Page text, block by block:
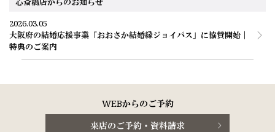
2026.03.05
大阪府の結婚応援事業「おおさか結婚縁ジョイパス」に協賛開始｜
特典のご案内
WEBからのご予約
来店のご予約・資料請求